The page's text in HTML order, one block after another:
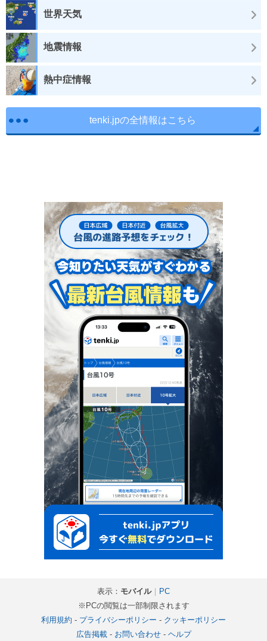
世界天気
地震情報
熱中症情報
tenki.jpの全情報はこちら
表示： モバイル｜ PC
※PCの閲覧は一部制限されます
利用規約 - プライバシーポリシー - クッキーポリシー
広告掲載- お問い合わせ- ヘルプ